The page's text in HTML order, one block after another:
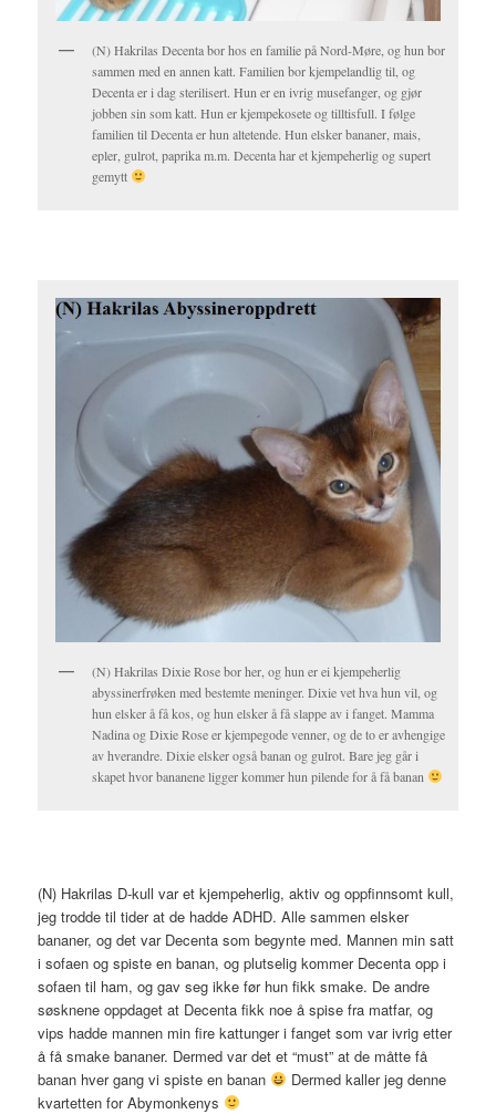
(N) Hakrilas Decenta bor hos en familie på Nord-Møre, og hun bor
sammen med en annen katt. Familien bor kjempelandlig til, og
Decenta er i dag sterilisert. Hun er en ivrig musefanger, og gjør
jobben sin som katt. Hun er kjempekosete og tilltisfull. I følge
familien til Decenta er hun altetende. Hun elsker bananer, mais,
epler, gulrot, paprika m.m. Decenta har et kjempeherlig og supert
gemytt
(N) Hakrilas Dixie Rose bor her, og hun er ei kjempeherlig
abyssinerfrøken med bestemte meninger. Dixie vet hva hun vil, og
hun elsker å få kos, og hun elsker å få slappe av i fanget. Mamma
Nadina og Dixie Rose er kjempegode venner, og de to er avhengige
av hverandre. Dixie elsker også banan og gulrot. Bare jeg går i
skapet hvor bananene ligger kommer hun pilende for å få banan
(N) Hakrilas D-kull var et kjempeherlig, aktiv og oppfinnsomt kull,
jeg trodde til tider at de hadde ADHD. Alle sammen elsker
bananer, og det var Decenta som begynte med. Mannen min satt
i sofaen og spiste en banan, og plutselig kommer Decenta opp i
sofaen til ham, og gav seg ikke før hun fikk smake. De andre
søsknene oppdaget at Decenta fikk noe å spise fra matfar, og
vips hadde mannen min fire kattunger i fanget som var ivrig etter
å få smake bananer. Dermed var det et “must” at de måtte få
banan hver gang vi spiste en banan
Dermed kaller jeg denne
kvartetten for Abymonkenys